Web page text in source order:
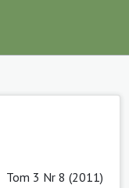
Tom 3 Nr 8 (2011)